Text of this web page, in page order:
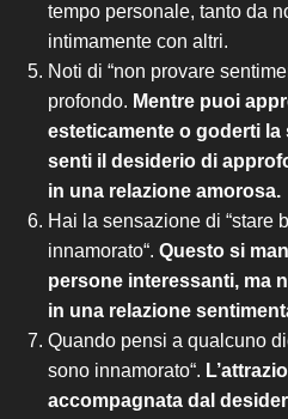
tempo personale, tanto da
intimamente con altri.
Noti di “non provare
profondo. Mentre puoi
esteticamente o goderti
senti il desiderio di
in una relazione amorosa.
Hai la sensazione di “stare
innamorato“. Questo si
persone interessanti, ma
in una relazione
Quando pensi a qualcuno
sono innamorato“.
accompagnata dal